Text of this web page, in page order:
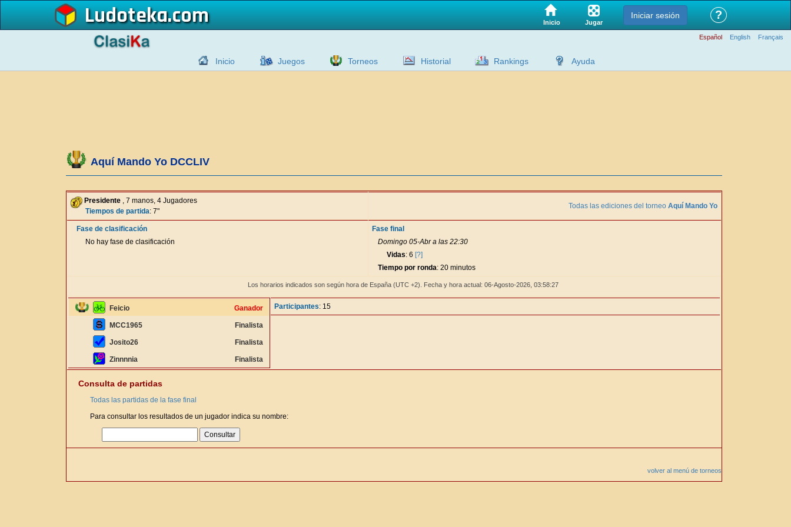
Ludoteka Inicio Jugar
Iniciar sesión ?
Español English Français
Inicio Juegos Torneos Historial Rankings Ayuda
Aquí Mando Yo DCCLIV
Presidente , 7 manos, 4 Jugadores
Tiempos de partida: 7"
Todas las ediciones del torneo Aquí Mando Yo
Fase de clasificación
No hay fase de clasificación
Fase final
Domingo 05-Abr a las 22:30
Vidas: 6 [?]
Tiempo por ronda: 20 minutos
Los horarios indicados son según hora de España (UTC +2). Fecha y hora actual: 06-Agosto-2026, 03:58:27
Feicio Ganador
MCC1965 Finalista
Josito26 Finalista
Zinnnnia Finalista
Participantes: 15
Consulta de partidas
Todas las partidas de la fase final
Para consultar los resultados de un jugador indica su nombre:
volver al menú de torneos